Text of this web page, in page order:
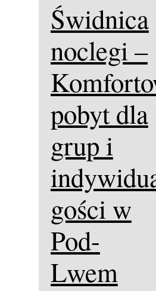
Świdnica
noclegi –
pobyt dla
grup i
gości w
Pod-
Lwem